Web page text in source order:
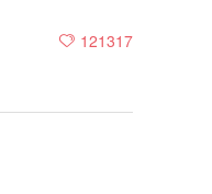
121317